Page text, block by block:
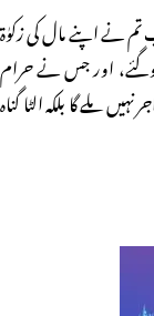
نے اپنے مال کی زکوٰۃ
اور جس نے حرام
ملے گا بلکہ الٹا گناہ